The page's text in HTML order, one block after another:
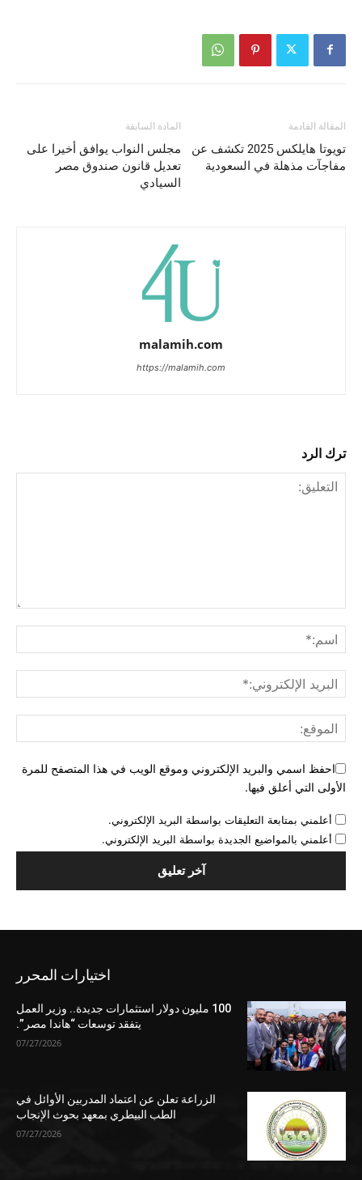
المادة السابقة
مجلس النواب يوافق أخيرا على
تعديل قانون صندوق مصر
السيادي
المقالة القادمة
تويوتا هايلكس 2025 تكشف عن
مفاجآت مذهلة في السعودية
malamih.com
https://malamih.com
ترك الرد
احفظ اسمي والبريد الإلكتروني وموقع الويب في هذا المتصفح للمرة
الأولى التي أعلق فيها.
أعلمني بمتابعة التعليقات بواسطة البريد الإلكتروني.
أعلمني بالمواضيع الجديدة بواسطة البريد الإلكتروني.
اختيارات المحرر
100 مليون دولار استثمارات جديدة.. وزير العمل
يتفقد توسعات “هاندا مصر”.
07/27/2026
الزراعة تعلن عن اعتماد المدربين الأوائل في
الطب البيطري بمعهد بحوث الإنجاب
07/27/2026